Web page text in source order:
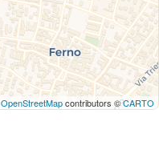
OpenStreetMapcontributors ©CARTO